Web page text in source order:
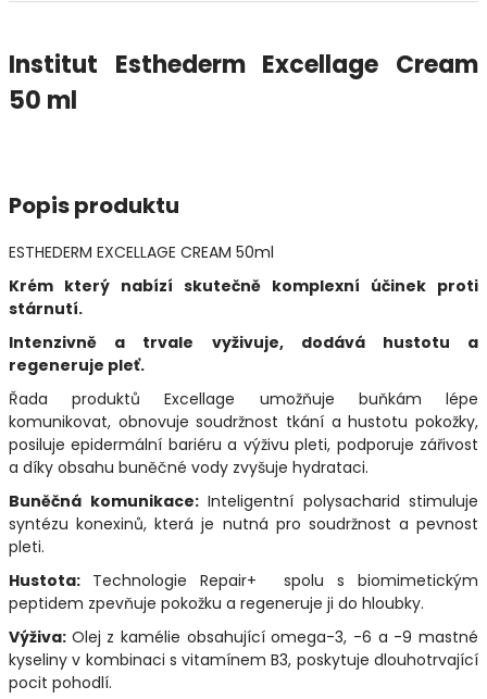
Institut Esthederm Excellage Cream
50 ml
Popis produktu
ESTHEDERM EXCELLAGE CREAM 50ml
Krém který nabízí skutečně komplexní účinek proti
stárnutí.
Intenzivně a trvale vyživuje, dodává hustotu a
regeneruje pleť.
Řada produktů Excellage umožňuje buňkám lépe
komunikovat, obnovuje soudržnost tkání a hustotu pokožky,
posiluje epidermální bariéru a výživu pleti, podporuje zářivost
a díky obsahu buněčné vody zvyšuje hydrataci.
Buněčná komunikace:Inteligentní polysacharid stimuluje
syntézu konexinů, která je nutná pro soudržnost a pevnost
pleti.
Hustota: Technologie Repair+ spolu s biomimetickým
peptidem zpevňuje pokožku a regeneruje ji do hloubky.
Výživa: Olej z kamélie obsahující omega-3, -6 a -9 mastné
kyseliny v kombinaci s vitamínem B3, poskytuje dlouhotrvající
pocit pohodlí.